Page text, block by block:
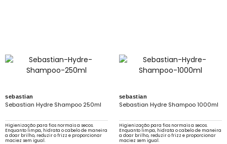
sebastian
Sebastian Hydre Shampoo 250ml
Higienização para fios normais a secos.
Enquanto limpa, hidrata o cabelo de maneira
a doar brilho, reduzir o frizz e proporcionar
maciez sem igual.
sebastian
Sebastian Hydre Shampoo 1000ml
Higienização para fios normais a secos.
Enquanto limpa, hidrata o cabelo de maneira
a doar brilho, reduzir o frizz e proporcionar
maciez sem igual.